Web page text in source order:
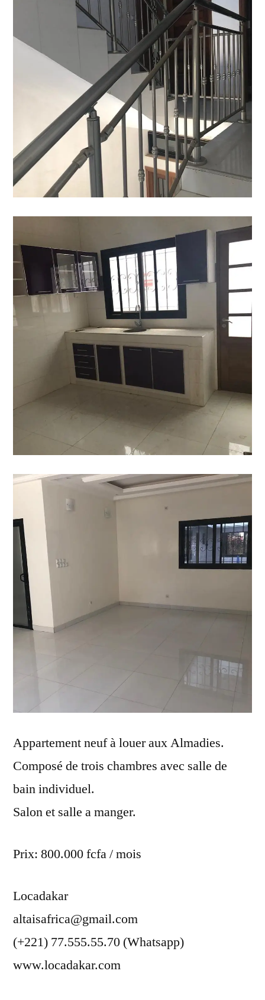
Appartement neuf à louer aux Almadies.
Composé de trois chambres avec salle de
bain individuel.
Salon et salle a manger.
Prix: 800.000 fcfa / mois
Locadakar
altaisafrica@gmail.com
(+221) 77.555.55.70 (Whatsapp)
www.locadakar.com